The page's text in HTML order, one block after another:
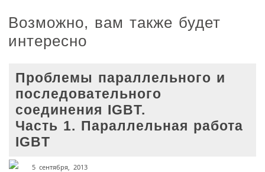
Возможно, вам также будет
интересно
Проблемы параллельного и
последовательного
соединения IGBT.
Часть 1. Параллельная работа
IGBT
5 сентября, 2013